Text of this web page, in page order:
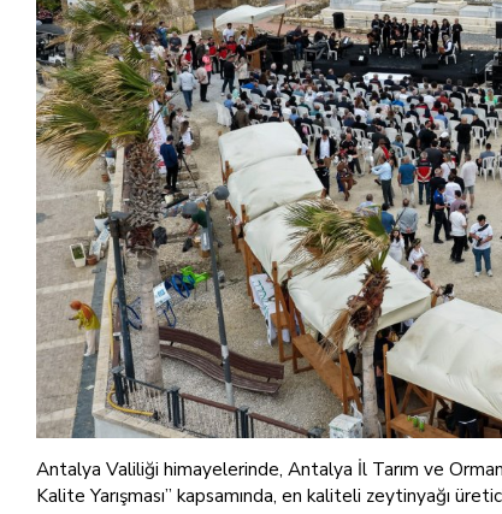
Antalya Valiliği himayelerinde, Antalya İl Tarım ve
Kalite Yarışması” kapsamında, en kaliteli zeytinyağı